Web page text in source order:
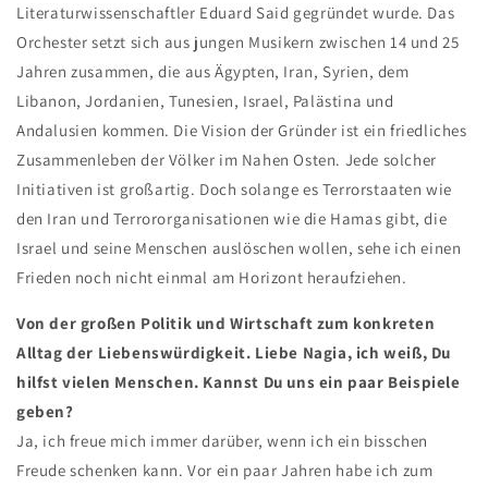
Literaturwissenschaftler Eduard Said gegründet wurde. Das
Orchester setzt sich aus jungen Musikern zwischen 14 und 25
Jahren zusammen, die aus Ägypten, Iran, Syrien, dem
Libanon, Jordanien, Tunesien, Israel, Palästina und
Andalusien kommen. Die Vision der Gründer ist ein friedliches
Zusammenleben der Völker im Nahen Osten. Jede solcher
Initiativen ist großartig. Doch solange es Terrorstaaten wie
den Iran und Terrororganisationen wie die Hamas gibt, die
Israel und seine Menschen auslöschen wollen, sehe ich einen
Frieden noch nicht einmal am Horizont heraufziehen.
Von der großen Politik und Wirtschaft zum konkreten
Alltag der Liebenswürdigkeit. Liebe Nagia, ich weiß, Du
hilfst vielen Menschen. Kannst Du uns ein paar Beispiele
geben?
Ja, ich freue mich immer darüber, wenn ich ein bisschen
Freude schenken kann. Vor ein paar Jahren habe ich zum